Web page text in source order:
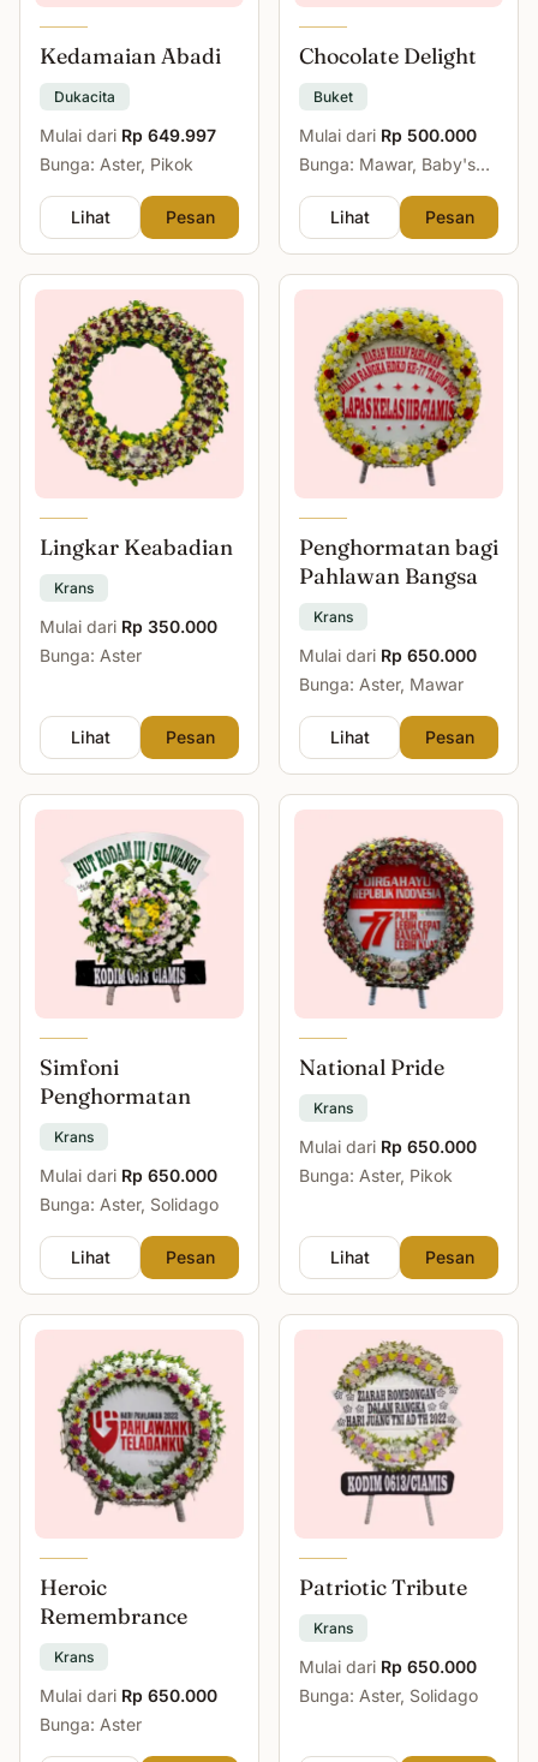
Kedamaian Abadi
Dukacita
Mulai dari Rp 649.997
Bunga: Aster, Pikok
Lihat Pesan
Chocolate Delight
Buket
Mulai dari Rp 500.000
Bunga: Mawar, Baby's
Lihat
Pesan
Lingkar Keabadian
Krans
Mulai dari Rp 350.000
Bunga: Aster
Lihat Pesan
Penghormatan bagi
Pahlawan Bangsa
Krans
Mulai dari Rp 650.000
Bunga: Aster, Mawar
Lihat Pesan
Simfoni
Penghormatan
Krans
Mulai dari Rp 650.000
Bunga: Aster, Solidago
Lihat Pesan
National Pride
Krans
Mulai dari Rp 650.000
Bunga: Aster, Pikok
Lihat Pesan
Heroic
Remembrance
Krans
Mulai dari Rp 650.000
Bunga: Aster
Patriotic Tribute
Krans
Mulai dari Rp 650.000
Bunga: Aster, Solidago